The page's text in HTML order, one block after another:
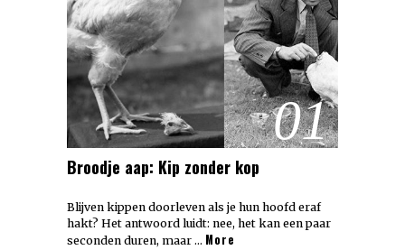
01
Broodje aap: Kip zonder kop
Blijven kippen doorleven als je hun hoofd eraf
hakt? Het antwoord luidt: nee, het kan een paar
seconden duren, maar … More